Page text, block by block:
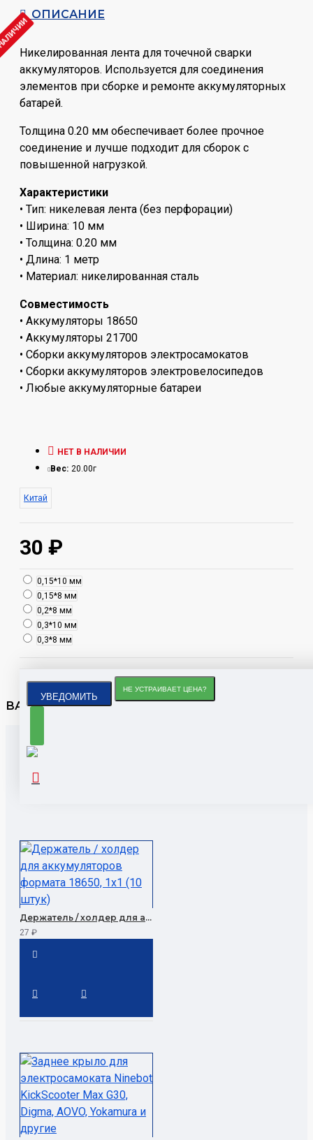
ОПИСАНИЕ
Никелированная лента для точечной сварки
аккумуляторов. Используется для соединения
элементов при сборке и ремонте аккумуляторных
батарей.
Толщина 0.20 мм обеспечивает более прочное
соединение и лучше подходит для сборок с
повышенной нагрузкой.
Характеристики
• Тип: никелевая лента (без перфорации)
• Ширина: 10 мм
• Толщина: 0.20 мм
• Длина: 1 метр
• Материал: никелированная сталь
Совместимость
• Аккумуляторы 18650
• Аккумуляторы 21700
• Сборки аккумуляторов электросамокатов
• Сборки аккумуляторов электровелосипедов
• Любые аккумуляторные батареи
30 ₽
НЕТ В НАЛИЧИИ
Вес: 20.00г
Китай
0,15*10 мм
0,15*8 мм
0,2*8 мм
0,3*10 мм
0,3*8 мм
УВЕДОМИТЬ
НЕ УСТРАИВАЕТ ЦЕНА?
ВАША ЗАЯВКА ПРИНЯТА
Держатель / холдер для аккумуляторов формата 18650, 1x1 (10 штук)
27 ₽